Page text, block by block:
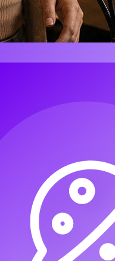
ジオセッションから
モ制作者、マーケタ
発展させる価値があ
フォームです。関連ツ
しているからです。最